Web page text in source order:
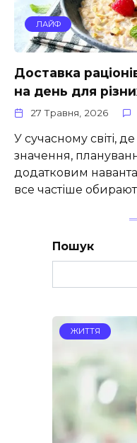
ЛАЙФ
Доставка
на день для
27 Травня, 2026
У сучасному світі,
значення,
додатковим
все частіше
Пошук
ЖИТТЯ